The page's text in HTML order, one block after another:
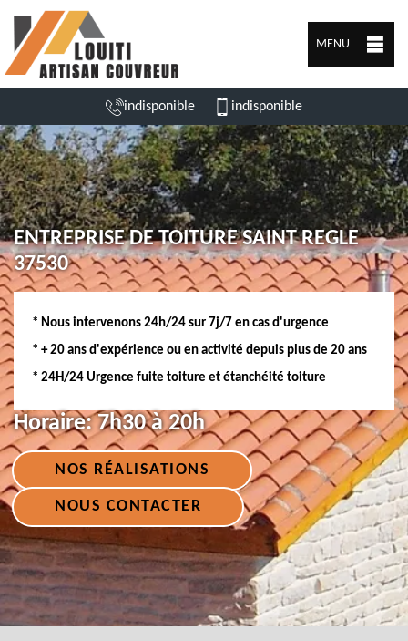
MENU
indisponible indisponible
ENTREPRISE DE TOITURE SAINT REGLE
37530
* Nous intervenons 24h/24 sur 7j/7 en cas d'urgence
* + 20 ans d'expérience ou en activité depuis plus de 20 ans
* 24H/24 Urgence fuite toiture et étanchéité toiture
Horaire:7h30 à 20h
NOS RÉALISATIONS
NOUS CONTACTER